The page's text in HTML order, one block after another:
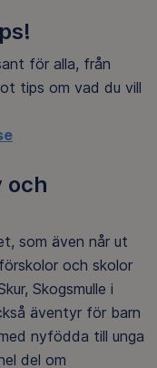
för alla, från
tips om vad du vill
och
som även når ut
och skolor
Skogsmulle i
äventyr för barn
nyfödda till unga
del om